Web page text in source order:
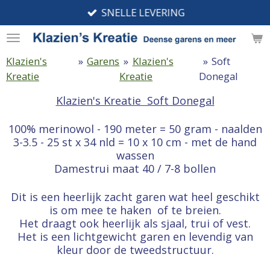
direct
naar
de
hoofdinhoud
SNELLE LEVERING
Klazien's
Kreatie
» Garens » Klazien's
Kreatie
» Soft
Donegal
Klazien's Kreatie Soft Donegal
100% merinowol - 190 meter = 50 gram - naalden
3-3.5 - 25 st x 34 nld = 10 x 10 cm - met de hand
wassen
Damestrui maat 40 / 7-8 bollen
Dit is een heerlijk zacht garen wat heel geschikt
is om mee te haken of te breien.
Het draagt ook heerlijk als sjaal, trui of vest.
Het is een lichtgewicht garen en levendig van
kleur door de tweedstructuur.